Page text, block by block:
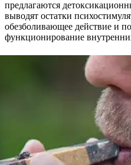
предлагаются
выводят остатки
обезболивающее действие и
функционирование